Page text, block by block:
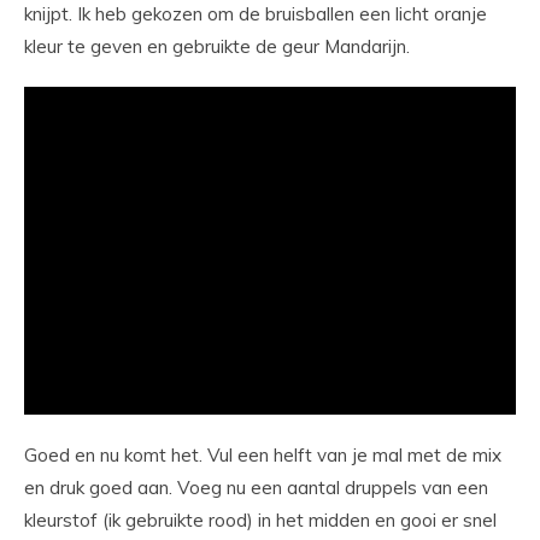
knijpt. Ik heb gekozen om de bruisballen een licht oranje
kleur te geven en gebruikte de geur Mandarijn.
Goed en nu komt het. Vul een helft van je mal met de mix
en druk goed aan. Voeg nu een aantal druppels van een
kleurstof (ik gebruikte rood) in het midden en gooi er snel